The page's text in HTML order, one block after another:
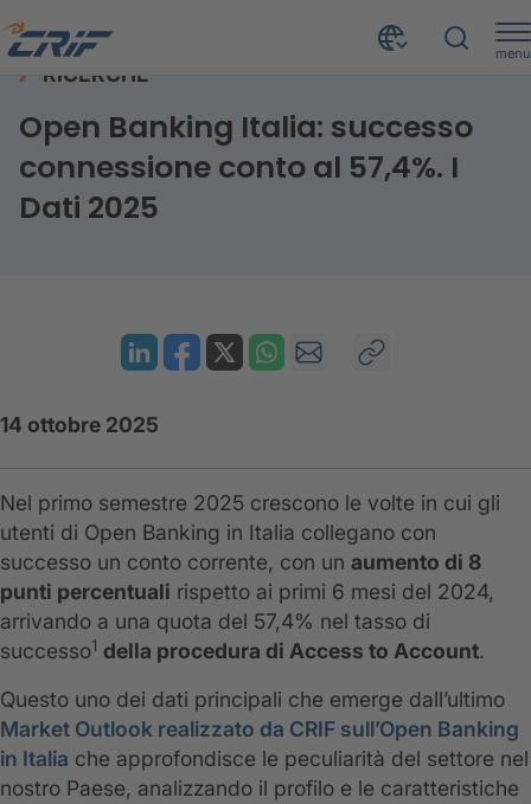
menu
Home Risorse
RICERCHE
Open Banking Italia: successo
connessione conto al 57,4%. I
Dati 2025
14 ottobre 2025
Nel primo semestre 2025 crescono le volte in cui gli
utenti di Open Banking in Italia collegano con
successo un conto corrente, con un aumento di 8
punti percentuali rispetto ai primi 6 mesi del 2024,
arrivando a una quota del 57,4% nel tasso di
successo1 della procedura di Access to Account.
Questo uno dei dati principali che emerge dall’ultimo
Market Outlook realizzato da CRIF sull’Open Banking
in Italia che approfondisce le peculiarità del settore nel
nostro Paese, analizzando il profilo e le caratteristiche